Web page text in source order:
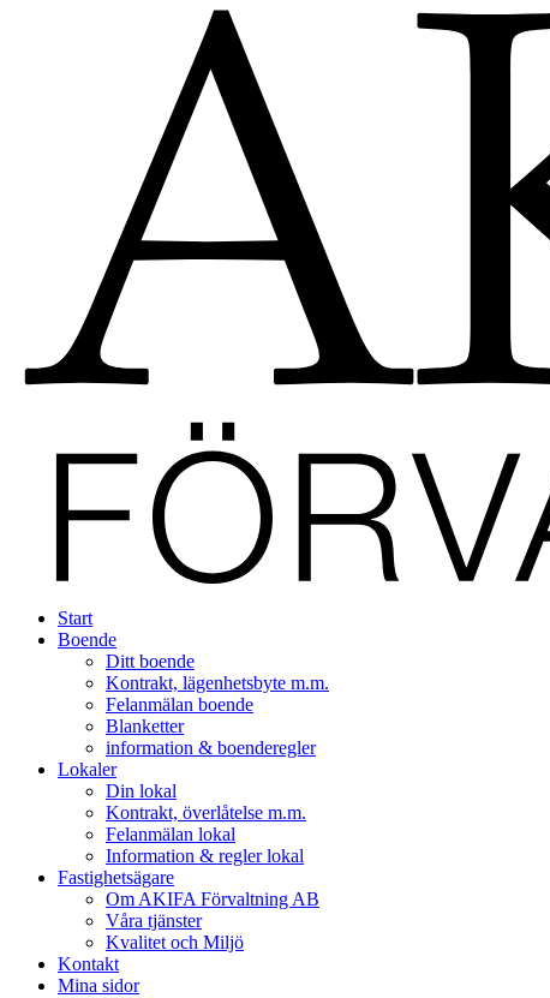
Start
Boende
Ditt boende
Kontrakt, lägenhetsbyte m.m.
Felanmälan boende
Blanketter
information & boenderegler
Lokaler
Din lokal
Kontrakt, överlåtelse m.m.
Felanmälan lokal
Information & regler lokal
Fastighetsägare
Om AKIFA Förvaltning AB
Våra tjänster
Kvalitet och Miljö
Kontakt
Mina sidor